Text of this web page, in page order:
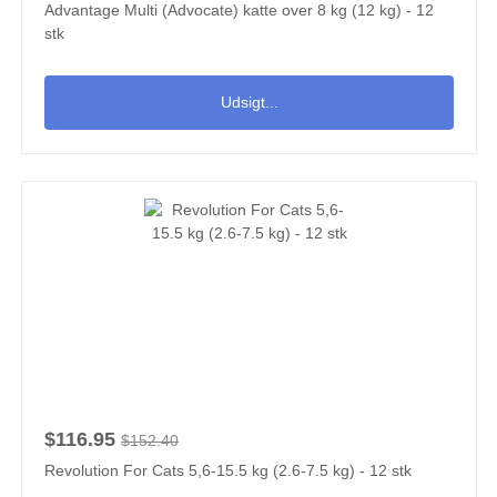
Advantage Multi (Advocate) katte over 8 kg (12 kg) - 12
stk
Udsigt...
$116.95 $152.40
Revolution For Cats 5,6-15.5 kg (2.6-7.5 kg) - 12 stk